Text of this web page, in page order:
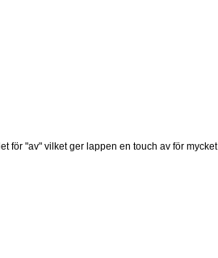
för "av" vilket ger lappen en touch av för mycket